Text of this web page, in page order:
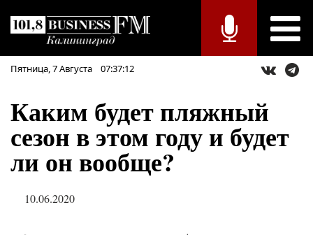
Пятница,7Августа 07:37:12
Каким будет пляжный
сезон в этом году и будет
ли он вообще?
10.06.2020